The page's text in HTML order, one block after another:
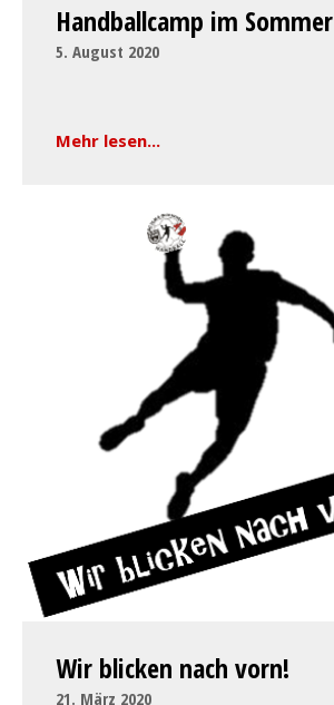
Handballcamp im Sommer
5. August 2020
Mehr lesen...
Wir blicken nach vorn!
21. März 2020